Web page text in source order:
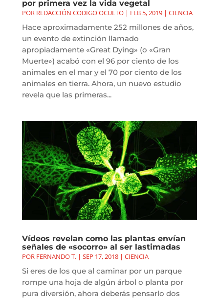
por primera vez la vida vegetal
POR REDACCIÓN CODIGO OCULTO| FEB 5, 2019| CIENCIA
Hace aproximadamente 252 millones de años,
un evento de extinción llamado
apropiadamente «Great Dying» (o «Gran
Muerte») acabó con el 96 por ciento de los
animales en el mar y el 70 por ciento de los
animales en tierra. Ahora, un nuevo estudio
revela que las primeras...
Vídeos revelan como las plantas envían
señales de «socorro» al ser lastimadas
POR FERNANDO T.| SEP 17, 2018| CIENCIA
Si eres de los que al caminar por un parque
rompe una hoja de algún árbol o planta por
pura diversión, ahora deberás pensarlo dos